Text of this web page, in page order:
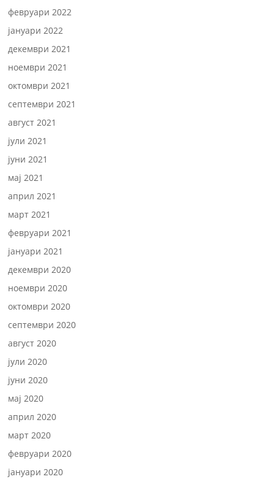
февруари 2022
јануари 2022
декември 2021
ноември 2021
октомври 2021
септември 2021
август 2021
јули 2021
јуни 2021
мај 2021
април 2021
март 2021
февруари 2021
јануари 2021
декември 2020
ноември 2020
октомври 2020
септември 2020
август 2020
јули 2020
јуни 2020
мај 2020
април 2020
март 2020
февруари 2020
јануари 2020